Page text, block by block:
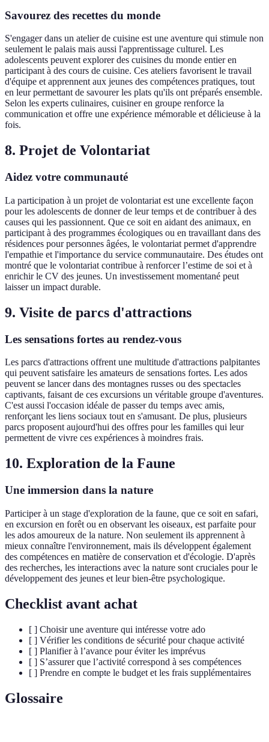
Savourez des recettes du monde
S'engager dans un atelier de cuisine est une aventure qui stimule non
seulement le palais mais aussi l'apprentissage culturel. Les
adolescents peuvent explorer des cuisines du monde entier en
participant à des cours de cuisine. Ces ateliers favorisent le travail
d'équipe et apprennent aux jeunes des compétences pratiques, tout
en leur permettant de savourer les plats qu'ils ont préparés ensemble.
Selon les experts culinaires, cuisiner en groupe renforce la
communication et offre une expérience mémorable et délicieuse à la
fois.
8. Projet de Volontariat
Aidez votre communauté
La participation à un projet de volontariat est une excellente façon
pour les adolescents de donner de leur temps et de contribuer à des
causes qui les passionnent. Que ce soit en aidant des animaux, en
participant à des programmes écologiques ou en travaillant dans des
résidences pour personnes âgées, le volontariat permet d'apprendre
l'empathie et l'importance du service communautaire. Des études ont
montré que le volontariat contribue à renforcer l’estime de soi et à
enrichir le CV des jeunes. Un investissement momentané peut
laisser un impact durable.
9. Visite de parcs d'attractions
Les sensations fortes au rendez-vous
Les parcs d'attractions offrent une multitude d'attractions palpitantes
qui peuvent satisfaire les amateurs de sensations fortes. Les ados
peuvent se lancer dans des montagnes russes ou des spectacles
captivants, faisant de ces excursions un véritable groupe d'aventures.
C'est aussi l'occasion idéale de passer du temps avec amis,
renforçant les liens sociaux tout en s'amusant. De plus, plusieurs
parcs proposent aujourd'hui des offres pour les familles qui leur
permettent de vivre ces expériences à moindres frais.
10. Exploration de la Faune
Une immersion dans la nature
Participer à un stage d'exploration de la faune, que ce soit en safari,
en excursion en forêt ou en observant les oiseaux, est parfaite pour
les ados amoureux de la nature. Non seulement ils apprennent à
mieux connaître l'environnement, mais ils développent également
des compétences en matière de conservation et d'écologie. D'après
des recherches, les interactions avec la nature sont cruciales pour le
développement des jeunes et leur bien-être psychologique.
Checklist avant achat
[ ] Choisir une aventure qui intéresse votre ado
[ ] Vérifier les conditions de sécurité pour chaque activité
[ ] Planifier à l’avance pour éviter les imprévus
[ ] S’assurer que l’activité correspond à ses compétences
[ ] Prendre en compte le budget et les frais supplémentaires
Glossaire